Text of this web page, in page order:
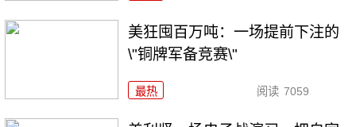
美狂囤百万吨：一场提前下注的
\"铜牌军备竞赛\"
最热 阅读 7059